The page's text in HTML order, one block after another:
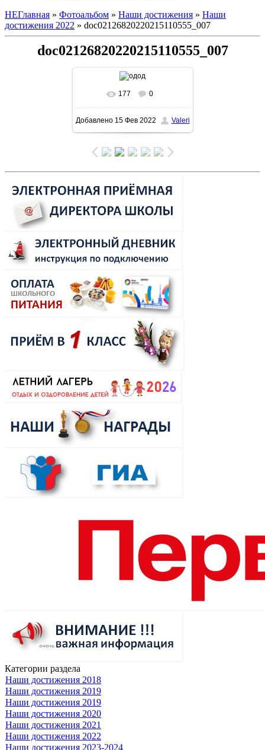
НЕГлавная » Фотоальбом » Наши достижения » Наши
достижения 2022 » doc02126820220215110555_007
doc02126820220215110555_007
В реальном размере
1131x1600/ 255.1Kb
177 0
Добавлено15 Фев 2022 Valeri
Категории раздела
Наши достижения 2018
Наши достижения 2019
Наши достижения 2019
Наши достижения 2020
Наши достижения 2021
Наши достижения 2022
Наши достижения 2023-2024